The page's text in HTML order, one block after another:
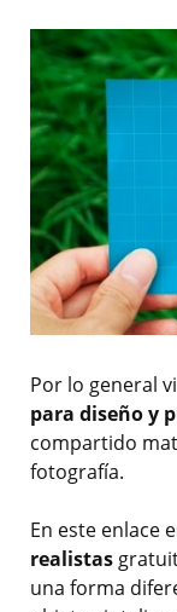
Por lo general
para diseño y
compartido
fotografía.
En este enlace
realistas
una forma